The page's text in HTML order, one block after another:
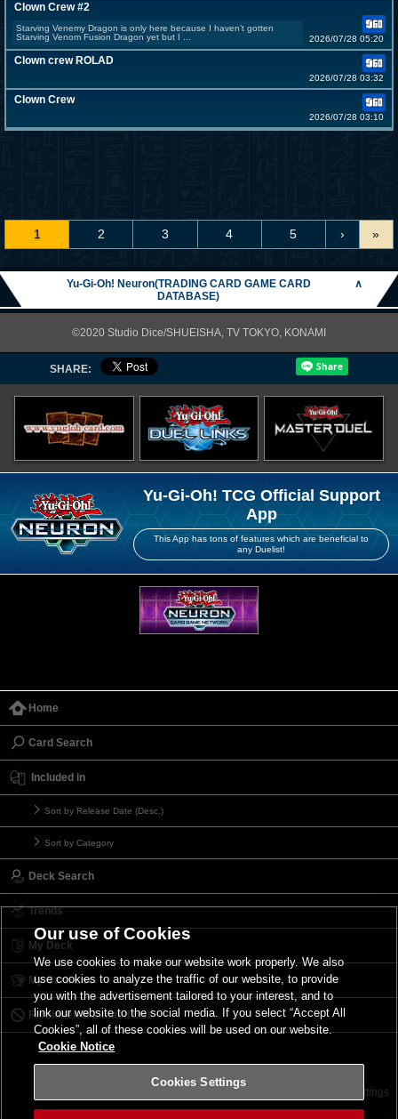
Clown Crew #2
Starving Venemy Dragon is only here because I haven’t gotten
Starving Venom Fusion Dragon yet but I ...
2026/07/28 05:20
Clown crew ROLAD
2026/07/28 03:32
Clown Crew
2026/07/28 03:10
1 2 3 4 5 › »
Yu-Gi-Oh! Neuron(TRADING CARD GAME CARD
DATABASE)
∧
©2020 Studio Dice/SHUEISHA, TV TOKYO, KONAMI
SHARE:
Yu-Gi-Oh! TCG Official Support
App
This App has tons of features which are beneficial to
any Duelist!
Home
Card Search
Included in
Sort by Release Date (Desc.)
Sort by Category
Deck Search
Trends
My Deck
My Card List
Forbidden & Limited List
Terms of Use Cookies Settings
Our use of Cookies
We use cookies to make our website work properly. We also
use cookies to analyze the traffic of our website, to provide
you with the advertisement tailored to your interest, and to
link our website to the social media. If you select “Accept All
Cookies”, all of these cookies will be used on our website.
Cookie Notice
Cookies Settings